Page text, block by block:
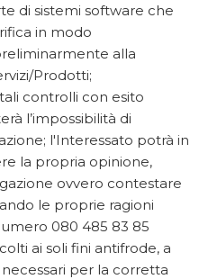
di sistemi software che
in modo
alla
Prodotti;
controlli con esito
l’impossibilità di
l'Interessato potrà in
la propria opinione,
ovvero contestare
le proprie ragioni
080 485 83 85
ai soli fini antifrode, a
per la corretta